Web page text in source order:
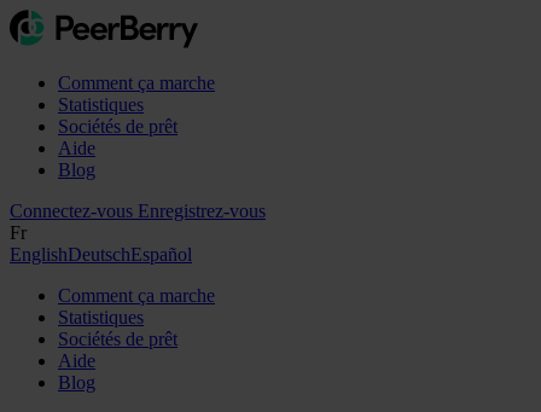
Comment ça marche
Statistiques
Sociétés de prêt
Aide
Blog
Connectez-vous Enregistrez-vous
Fr
EnglishDeutschEspañol
Comment ça marche
Statistiques
Sociétés de prêt
Aide
Blog